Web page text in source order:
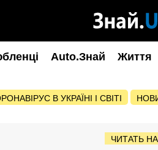
Auto.Знай Життя
В УКРАЇНІ І СВІТІ
ЧИТАТЬ